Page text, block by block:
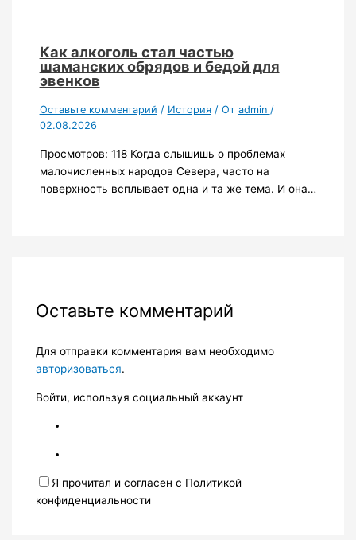
Как алкоголь стал частью
шаманских обрядов и бедой для
эвенков
Оставьте комментарий / История/ От admin /
02.08.2026
Просмотров: 118 Когда слышишь о проблемах
малочисленных народов Севера, часто на
поверхность всплывает одна и та же тема. И она…
Оставьте комментарий
Для отправки комментария вам необходимо
авторизоваться.
Войти, используя социальный аккаунт
Я прочитал и согласен с Политикой
конфиденциальности